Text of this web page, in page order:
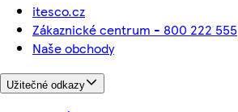
itesco.cz
Zákaznické centrum - 800 222 555
Naše obchody
Užitečné odkazy